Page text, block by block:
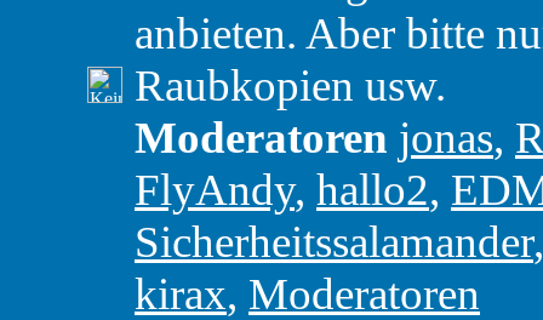
anbieten. Aber bitte
Raubkopien usw.
Moderatoren jonas,
FlyAndy, hallo2,
Sicherheitssalamander
kirax, Moderatoren